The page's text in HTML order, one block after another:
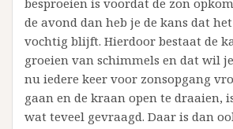
de avond dan heb je de kans dat
vochtig blijft. Hierdoor bestaat de
groeien van schimmels en dat wil
nu iedere keer voor zonsopgang
gaan en de kraan open te draaien,
wat teveel gevraagd. Daar is dan